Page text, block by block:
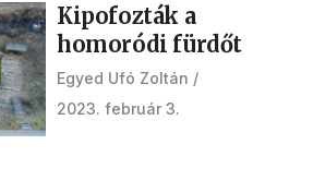
Kipofozták a
homoródi fürdőt
Egyed Ufó Zoltán
2023. február 3.